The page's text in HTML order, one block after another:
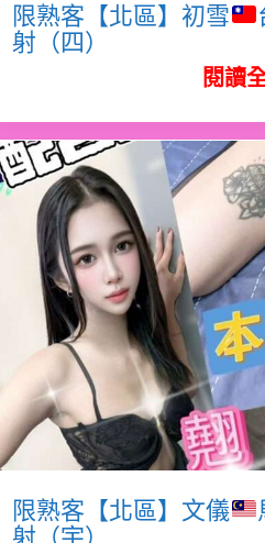
限熟客【北區】初雪
射（四）
閱讀
限熟客【北區】文儀
射（宇）